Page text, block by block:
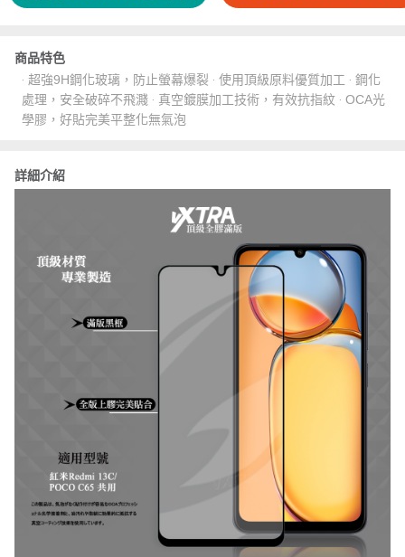
商品特色
‧ 超強9H鋼化玻璃，防止螢幕爆裂 ‧ 使用頂級原料優質加工 ‧ 鋼化
處理，安全破碎不飛濺 ‧ 真空鍍膜加工技術，有效抗指紋 ‧ OCA光
學膠，好貼完美平整化無氣泡
詳細介紹